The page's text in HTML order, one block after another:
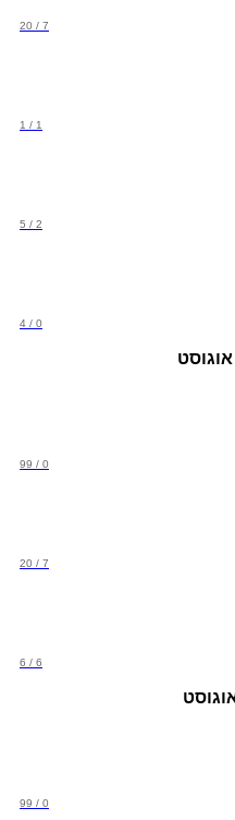
7 / 20
1 / 1
2 / 5
0 / 4
0 / 99
7 / 20
6 / 6
0 / 99